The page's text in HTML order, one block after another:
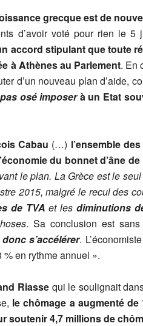
grecque est de
d’avoir voté pour rien le 5
accord stipulant que toute
à Athènes au Parlement. En
d’un nouveau plan d’aide,
osé imposerà un Etat
Cabau (…) l’ensemble
du bonnet d’âne
le plan. La Grèce est le
2015, malgré le recul des
de TVA et les diminutions
. Sa conclusion est sans
s’accélérer.
% en rythme annuel ».
Riasse qui le soulignait
le chômage a augmenté de
soutenir 4,7 millions de